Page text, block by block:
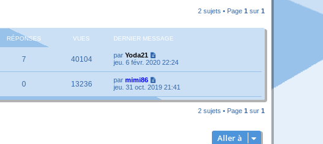
2 sujets • Page 1 sur 1
RÉPONSES VUES DERNIER MESSAGE
7 40104 par Yoda21
jeu. 6 févr. 2020 22:24
0 13236 par mimi86
jeu. 31 oct. 2019 21:41
2 sujets • Page 1 sur 1
Aller à